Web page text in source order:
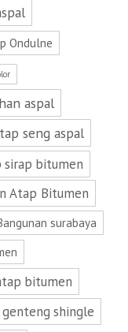
Ondulne
aspal
seng aspal
sirap bitumen
Atap Bitumen
surabaya
bitumen
shingle